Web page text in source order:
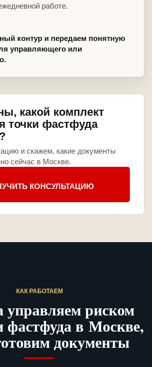
работе.
контур и передаем понятную
управляющего или
какой комплект
точки фастфуда
и скажем, какие документы
сейчас в Москве.
КОНСУЛЬТАЦИЮ
КАК РАБОТАЕМ
управляем риском
фастфуда в Москве,
документы